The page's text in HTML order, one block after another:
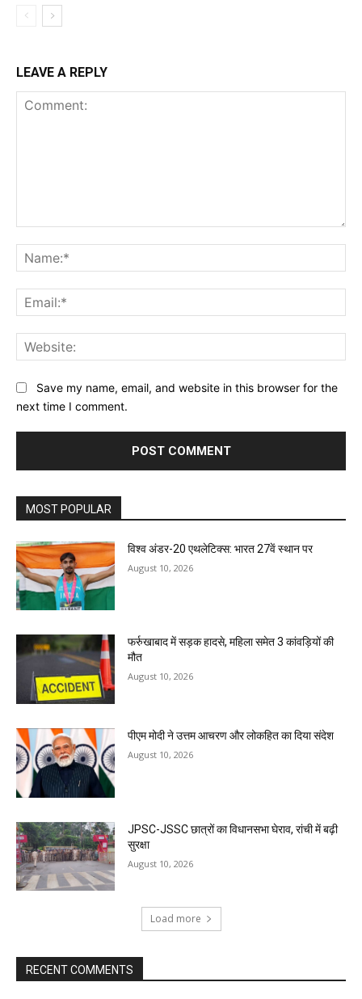
LEAVE A REPLY
Save my name, email, and website in this browser for the
next time I comment.
MOST POPULAR
विश्व अंडर-20 एथलेटिक्स: भारत 27वें स्थान पर
August 10, 2026
फर्रुखाबाद में सड़क हादसे, महिला समेत 3 कांवड़ियों की
मौत
August 10, 2026
पीएम मोदी ने उत्तम आचरण और लोकहित का दिया संदेश
August 10, 2026
JPSC-JSSC छात्रों का विधानसभा घेराव, रांची में बढ़ी
सुरक्षा
August 10, 2026
Load more
RECENT COMMENTS